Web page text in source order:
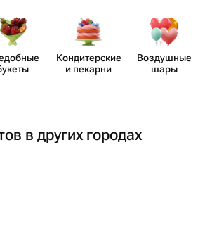
Кондит​ерские
и пекарни
Воздушные
шары
в других городах